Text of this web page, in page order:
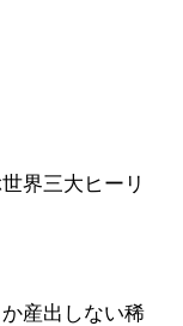
界三大ヒーリ
産出しない稀